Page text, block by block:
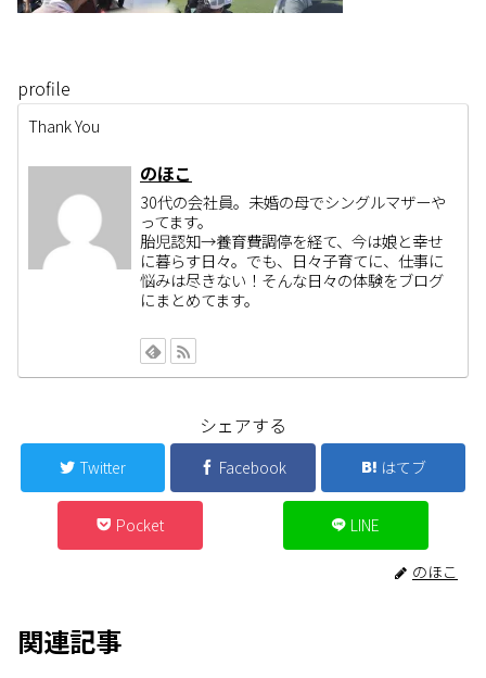
profile
Thank You
のほこ
30代の会社員。未婚の母でシングルマザーや
ってます。
胎児認知→養育費調停を経て、今は娘と幸せ
に暮らす日々。でも、日々子育てに、仕事に
悩みは尽きない！そんな日々の体験をブログ
にまとめてます。
シェアする
Twitter Facebook はてブ
Pocket LINE
のほこ
関連記事